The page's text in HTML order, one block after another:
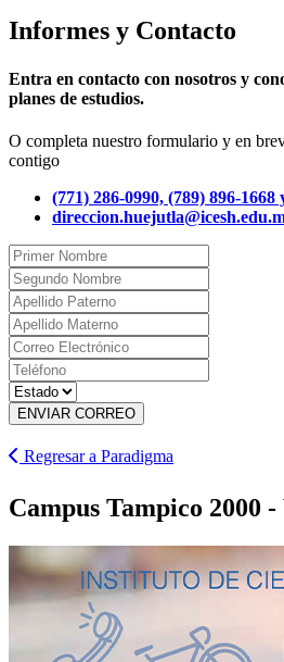
Informes y Contacto
Entra en contacto con nosotros y
planes de estudios.
O completa nuestro formulario y en
contigo
(771) 286-0990, (789) 896-1668
ENVIAR CORREO
Regresar a Paradigma
Campus Tampico 2000 -